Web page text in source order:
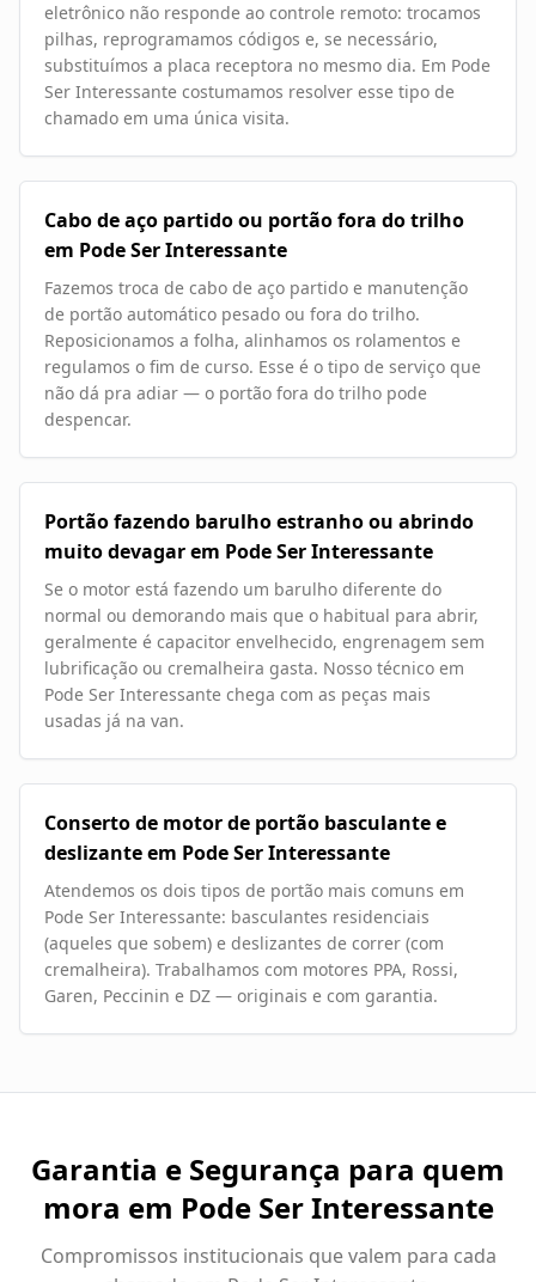
eletrônico não responde ao controle remoto: trocamos
pilhas, reprogramamos códigos e, se necessário,
substituímos a placa receptora no mesmo dia. Em Pode
Ser Interessante costumamos resolver esse tipo de
chamado em uma única visita.
Cabo de aço partido ou portão fora do trilho
em Pode Ser Interessante
Fazemos troca de cabo de aço partido e manutenção
de portão automático pesado ou fora do trilho.
Reposicionamos a folha, alinhamos os rolamentos e
regulamos o fim de curso. Esse é o tipo de serviço que
não dá pra adiar — o portão fora do trilho pode
despencar.
Portão fazendo barulho estranho ou abrindo
muito devagar em Pode Ser Interessante
Se o motor está fazendo um barulho diferente do
normal ou demorando mais que o habitual para abrir,
geralmente é capacitor envelhecido, engrenagem sem
lubrificação ou cremalheira gasta. Nosso técnico em
Pode Ser Interessante chega com as peças mais
usadas já na van.
Conserto de motor de portão basculante e
deslizante em Pode Ser Interessante
Atendemos os dois tipos de portão mais comuns em
Pode Ser Interessante: basculantes residenciais
(aqueles que sobem) e deslizantes de correr (com
cremalheira). Trabalhamos com motores PPA, Rossi,
Garen, Peccinin e DZ — originais e com garantia.
Garantia e Segurança para quem
mora em Pode Ser Interessante
Compromissos institucionais que valem para cada